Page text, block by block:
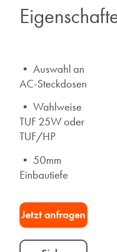
• Auswahl an
AC-Steckdosen
• Wahlweise
TUF 25W oder
TUF/HP
• 50mm
Einbautiefe
Jetzt anfragen​